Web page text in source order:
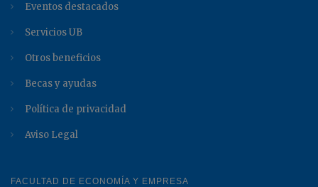
Eventos destacados
Servicios UB
Otros beneficios
Becas y ayudas
Política de privacidad
Aviso Legal
FACULTAD DE ECONOMÍA Y EMPRESA